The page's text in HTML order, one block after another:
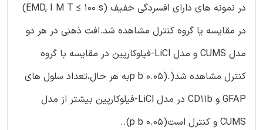
در نمونه های دارای افسردگی خفیف (EMD, I M T ≤ 100 s)
در مقایسه یا گروه کنترل مشاهده شد.افت ذهنی در هر دو
مدل CUMS و مدل LiCl-فیلوکارپین در مقایسه با گروه
کنترل مشاهده شد(.(p b 0.05به هر حال،تعداد سلول های
GFAP و CD11b در مدل LiCl-فیلوکارپین بیشتر از مدل
CUMS و کنترل است(p b 0.05)..